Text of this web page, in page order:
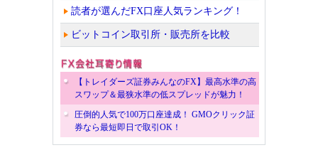
読者が選んだFX口座人気ランキング！
ビットコイン取引所・販売所を比較
【トレイダーズ証券みんなのFX】最高水準の高
スワップ＆最狭水準の低スプレッドが魅力！
圧倒的人気で100万口座達成！ GMOクリック証
券なら最短即日で取引OK！